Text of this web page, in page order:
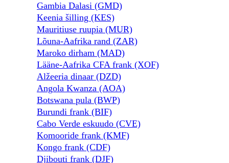
Gambia Dalasi (GMD)
Keenia šilling (KES)
Mauritiuse ruupia (MUR)
Lõuna-Aafrika rand (ZAR)
Maroko dirham (MAD)
Lääne-Aafrika CFA frank (XOF)
Alžeeria dinaar (DZD)
Angola Kwanza (AOA)
Botswana pula (BWP)
Burundi frank (BIF)
Cabo Verde eskuudo (CVE)
Komooride frank (KMF)
Kongo frank (CDF)
Djibouti frank (DJF)